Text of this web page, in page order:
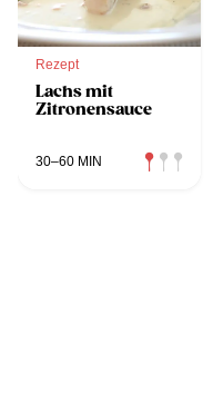
Rezept
Lachs mit
Zitronensauce
30–60 MIN